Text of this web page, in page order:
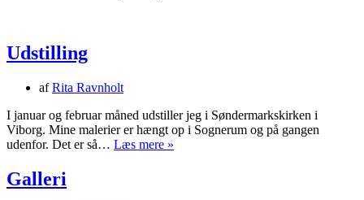
Udstilling
afRita Ravnholt
I januar og februar måned udstiller jeg i Søndermarkskirken i
Viborg. Mine malerier er hængt op i Sognerum og på gangen
udenfor. Det er så… Læs mere »
Galleri